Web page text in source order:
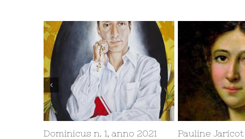
Pauline Jaricot e il Rosario
Settimana